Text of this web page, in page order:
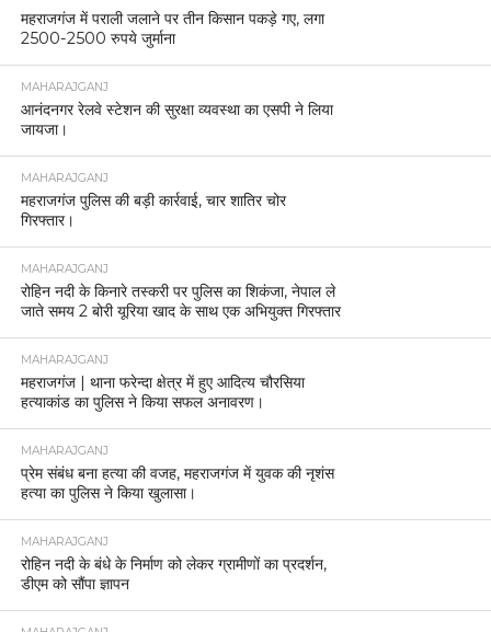
महराजगंज में पराली जलाने पर तीन किसान पकड़े गए, लगा
2500-2500 रुपये जुर्माना
MAHARAJGANJ
आनंदनगर रेलवे स्टेशन की सुरक्षा व्यवस्था का एसपी ने लिया
जायजा।
MAHARAJGANJ
महराजगंज पुलिस की बड़ी कार्रवाई, चार शातिर चोर
गिरफ्तार।
MAHARAJGANJ
रोहिन नदी के किनारे तस्करी पर पुलिस का शिकंजा, नेपाल ले
जाते समय 2 बोरी यूरिया खाद के साथ एक अभियुक्त गिरफ्तार
MAHARAJGANJ
महराजगंज | थाना फरेन्दा क्षेत्र में हुए आदित्य चौरसिया
हत्याकांड का पुलिस ने किया सफल अनावरण।
MAHARAJGANJ
प्रेम संबंध बना हत्या की वजह, महराजगंज में युवक की नृशंस
हत्या का पुलिस ने किया खुलासा।
MAHARAJGANJ
रोहिन नदी के बंधे के निर्माण को लेकर ग्रामीणों का प्रदर्शन,
डीएम को सौंपा ज्ञापन